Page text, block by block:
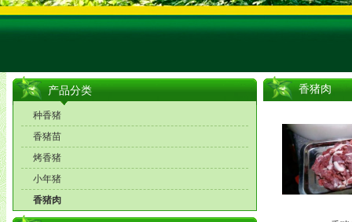
产品分类
种香猪
香猪苗
烤香猪
小年猪
香猪肉
香猪肉